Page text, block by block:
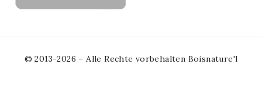
© 2013-2026 – Alle Rechte vorbehalten Boisnature'l